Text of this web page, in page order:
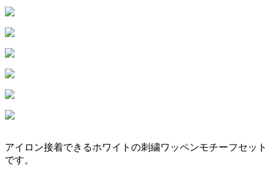
アイロン接着できるホワイトの刺繍ワッペンモチーフセット
です。